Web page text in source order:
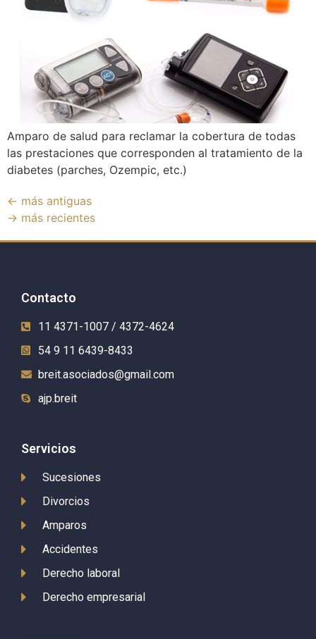
Amparo de salud para reclamar la cobertura de todas
las prestaciones que corresponden al tratamiento de la
diabetes (parches, Ozempic, etc.)
← más antiguas
→ más recientes
Contacto
11 4371-1007 / 4372-4624
54 9 11 6439-8433
breit.asociados@gmail.com
ajp.breit
Servicios
Sucesiones
Divorcios
Amparos
Accidentes
Derecho laboral
Derecho empresarial